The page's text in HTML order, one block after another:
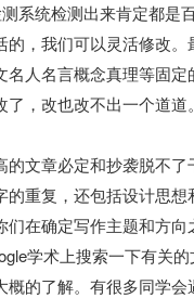
系统检测出来肯定都是
的，我们可以灵活修改。
名人名言概念真理等固
，改也改不出一个道道。
的文章必定和抄袭脱不了
的重复，还包括设计思想
们在确定写作主题和方向
学术上搜索一下有关
概的了解。有很多同学会